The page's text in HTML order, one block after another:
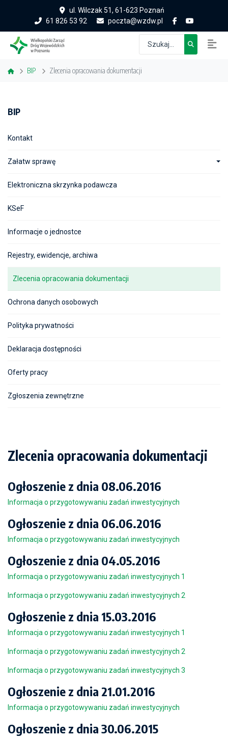
ul. Wilczak 51, 61-623 Poznań
61 826 53 92
poczta@wzdw.pl
BIP Zlecenia opracowania dokumentacji
BIP
Kontakt
Załatw sprawę
Elektroniczna skrzynka podawcza
KSeF
Informacje o jednostce
Rejestry, ewidencje, archiwa
Zlecenia opracowania dokumentacji
Ochrona danych osobowych
Polityka prywatności
Deklaracja dostępności
Oferty pracy
Zgłoszenia zewnętrzne
Zlecenia opracowania dokumentacji
Ogłoszenie z dnia 08.06.2016
Informacja o przygotowywaniu zadań inwestycyjnych
Ogłoszenie z dnia 06.06.2016
Informacja o przygotowywaniu zadań inwestycyjnych
Ogłoszenie z dnia 04.05.2016
Informacja o przygotowywaniu zadań inwestycyjnych 1
Informacja o przygotowywaniu zadań inwestycyjnych 2
Ogłoszenie z dnia 15.03.2016
Informacja o przygotowywaniu zadań inwestycyjnych 1
Informacja o przygotowywaniu zadań inwestycyjnych 2
Informacja o przygotowywaniu zadań inwestycyjnych 3
Ogłoszenie z dnia 21.01.2016
Informacja o przygotowywaniu zadań inwestycyjnych
Ogłoszenie z dnia 30.06.2015